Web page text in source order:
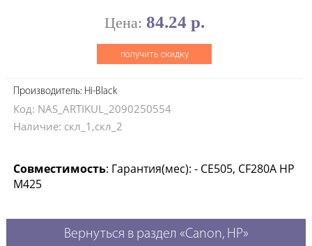
Цена: 84.24 р.
получить скидку
Производитель: Hi-Black
Код: NAS_ARTIKUL_2090250554
Наличие: скл_1,скл_2
Совместимость: Гарантия(мес): - CE505, CF280A HP
M425
Вернуться в раздел «Canon, HP»